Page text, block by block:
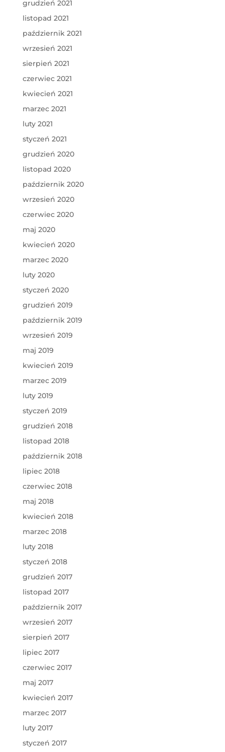
grudzień 2021
listopad 2021
październik 2021
wrzesień 2021
sierpień 2021
czerwiec 2021
kwiecień 2021
marzec 2021
luty 2021
styczeń 2021
grudzień 2020
listopad 2020
październik 2020
wrzesień 2020
czerwiec 2020
maj 2020
kwiecień 2020
marzec 2020
luty 2020
styczeń 2020
grudzień 2019
październik 2019
wrzesień 2019
maj 2019
kwiecień 2019
marzec 2019
luty 2019
styczeń 2019
grudzień 2018
listopad 2018
październik 2018
lipiec 2018
czerwiec 2018
maj 2018
kwiecień 2018
marzec 2018
luty 2018
styczeń 2018
grudzień 2017
listopad 2017
październik 2017
wrzesień 2017
sierpień 2017
lipiec 2017
czerwiec 2017
maj 2017
kwiecień 2017
marzec 2017
luty 2017
styczeń 2017